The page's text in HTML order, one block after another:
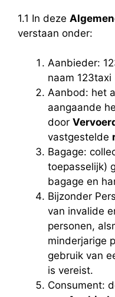
1.1 In deze
verstaan onder:
Aanbieder:
naam 123taxi
Aanbod: het
aangaande
door
vastgestelde
Bagage:
toepasselijk)
bagage en
Bijzonder
van invalide
personen,
minderjarige
gebruik van
is vereist.
Consument: